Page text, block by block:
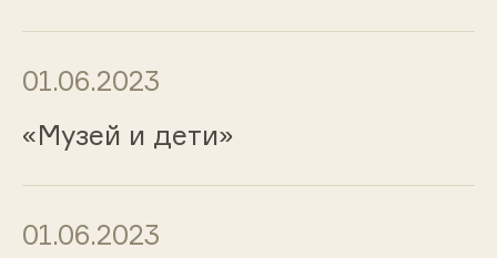
01.06.2023
«Музей и дети»
01.06.2023